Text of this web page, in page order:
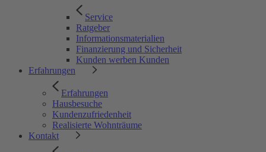
Service
Ratgeber
Informationsmaterialien
Finanzierung und Sicherheit
Kunden werben Kunden
Erfahrungen
Erfahrungen
Hausbesuche
Kundenzufriedenheit
Realisierte Wohnträume
Kontakt